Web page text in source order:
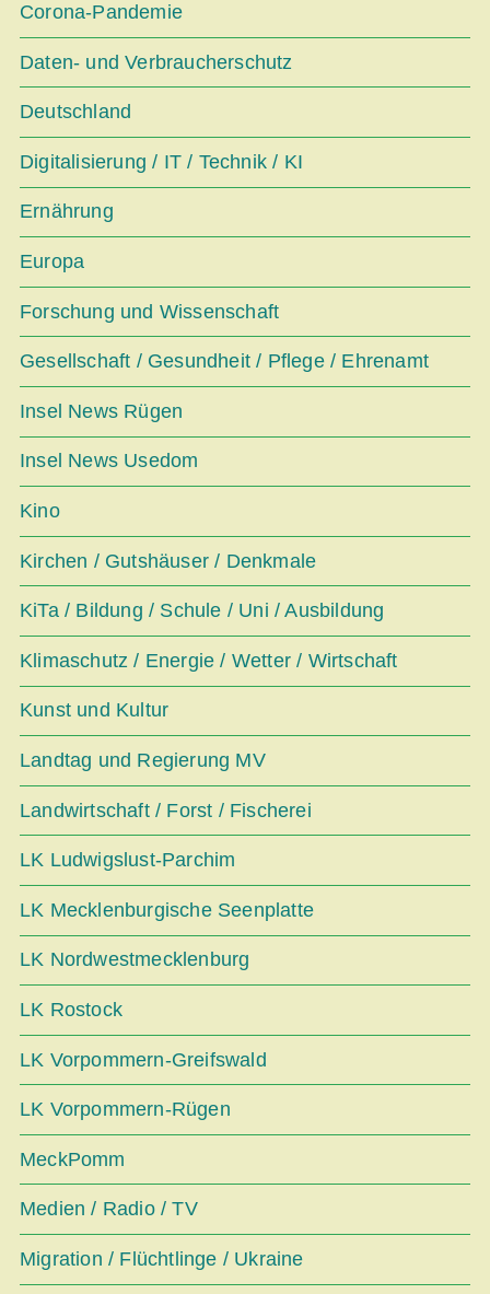
Corona-Pandemie
Daten- und Verbraucherschutz
Deutschland
Digitalisierung / IT / Technik / KI
Ernährung
Europa
Forschung und Wissenschaft
Gesellschaft / Gesundheit / Pflege / Ehrenamt
Insel News Rügen
Insel News Usedom
Kino
Kirchen / Gutshäuser / Denkmale
KiTa / Bildung / Schule / Uni / Ausbildung
Klimaschutz / Energie / Wetter / Wirtschaft
Kunst und Kultur
Landtag und Regierung MV
Landwirtschaft / Forst / Fischerei
LK Ludwigslust-Parchim
LK Mecklenburgische Seenplatte
LK Nordwestmecklenburg
LK Rostock
LK Vorpommern-Greifswald
LK Vorpommern-Rügen
MeckPomm
Medien / Radio / TV
Migration / Flüchtlinge / Ukraine